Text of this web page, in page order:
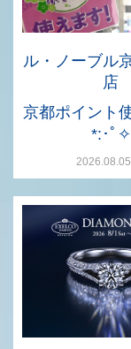
ル・ノーブル
店
京都ポイント
*:･ﾟ✧